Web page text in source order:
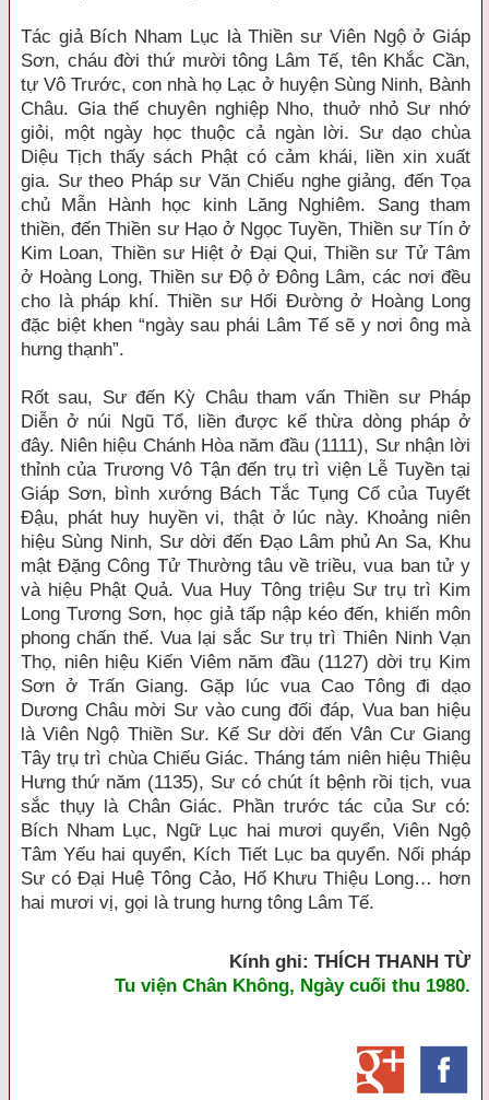
Tác giả Bích Nham Lục là Thiền sư Viên Ngộ ở Giáp
Sơn, cháu đời thứ mười tông Lâm Tế, tên Khắc Cần,
tự Vô Trước, con nhà họ Lạc ở huyện Sùng Ninh, Bành
Châu. Gia thế chuyên nghiệp Nho, thuở nhỏ Sư nhớ
giỏi, một ngày học thuộc cả ngàn lời. Sư dạo chùa
Diệu Tịch thấy sách Phật có cảm khái, liền xin xuất
gia. Sư theo Pháp sư Văn Chiếu nghe giảng, đến Tọa
chủ Mẫn Hành học kinh Lăng Nghiêm. Sang tham
thiền, đến Thiền sư Hạo ở Ngọc Tuyền, Thiền sư Tín ở
Kim Loan, Thiền sư Hiệt ở Đại Qui, Thiền sư Tử Tâm
ở Hoàng Long, Thiền sư Độ ở Đông Lâm, các nơi đều
cho là pháp khí. Thiền sư Hối Đường ở Hoàng Long
đặc biệt khen “ngày sau phái Lâm Tế sẽ y nơi ông mà
hưng thạnh”.
Rốt sau, Sư đến Kỳ Châu tham vấn Thiền sư Pháp
Diễn ở núi Ngũ Tổ, liền được kế thừa dòng pháp ở
đây. Niên hiệu Chánh Hòa năm đầu (1111), Sư nhận lời
thỉnh của Trương Vô Tận đến trụ trì viện Lễ Tuyền tại
Giáp Sơn, bình xướng Bách Tắc Tụng Cổ của Tuyết
Đậu, phát huy huyền vi, thật ở lúc này. Khoảng niên
hiệu Sùng Ninh, Sư dời đến Đạo Lâm phủ An Sa, Khu
mật Đặng Công Tử Thường tâu về triều, vua ban tử y
và hiệu Phật Quả. Vua Huy Tông triệu Sư trụ trì Kim
Long Tương Sơn, học giả tấp nập kéo đến, khiến môn
phong chấn thế. Vua lại sắc Sư trụ trì Thiên Ninh Vạn
Thọ, niên hiệu Kiến Viêm năm đầu (1127) dời trụ Kim
Sơn ở Trấn Giang. Gặp lúc vua Cao Tông đi dạo
Dương Châu mời Sư vào cung đối đáp, Vua ban hiệu
là Viên Ngộ Thiền Sư. Kế Sư dời đến Vân Cư Giang
Tây trụ trì chùa Chiếu Giác. Tháng tám niên hiệu Thiệu
Hưng thứ năm (1135), Sư có chút ít bệnh rồi tịch, vua
sắc thụy là Chân Giác. Phần trước tác của Sư có:
Bích Nham Lục, Ngữ Lục hai mươi quyển, Viên Ngộ
Tâm Yếu hai quyển, Kích Tiết Lục ba quyển. Nối pháp
Sư có Đại Huệ Tông Cảo, Hổ Khưu Thiệu Long… hơn
hai mươi vị, gọi là trung hưng tông Lâm Tế.
Kính ghi: THÍCH THANH TỪ
Tu viện Chân Không, Ngày cuối thu 1980.